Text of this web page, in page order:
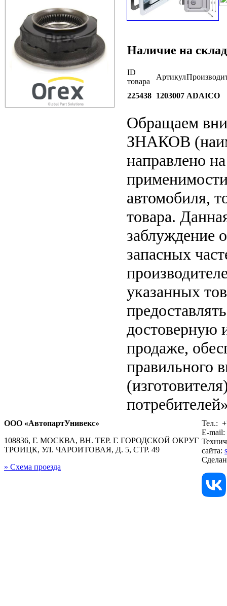
Наличие на
ID
товара
Артикул
225438 1203007 ADAICO
Обращаем
ЗНАКОВ
направлено
автомобиля,
товара.
заблуждение
запасных
указанных
достоверную
продаже,
правильного
ООО «АвтопартУнивекс»
108836, Г. МОСКВА, ВН. ТЕР. Г. ГОРОДСКОЙ ОКРУГ
ТРОИЦК, УЛ. ЧАРОИТОВАЯ, Д. 5, СТР. 49
» Схема проезда
Тел.:
E-mail:
сайта: